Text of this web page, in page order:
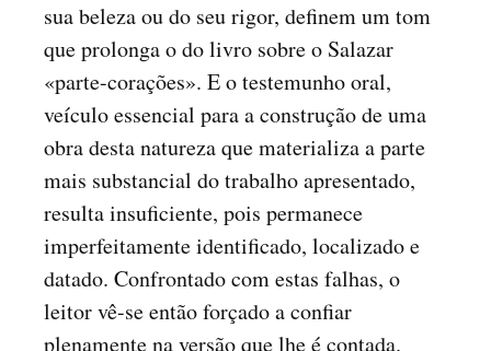
sua beleza ou do seu rigor, definem um tom
que prolonga o do livro sobre o Salazar
«parte-corações». E o testemunho oral,
veículo essencial para a construção de uma
obra desta natureza que materializa a parte
mais substancial do trabalho apresentado,
resulta insuficiente, pois permanece
imperfeitamente identificado, localizado e
datado. Confrontado com estas falhas, o
leitor vê-se então forçado a confiar
plenamente na versão que lhe é contada.